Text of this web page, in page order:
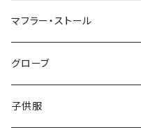
50/XL～
48/L
50/XL～
46/M
48/L
50/XL～
～44/S
46/M
48/L
マフラー・ストール
グローブ
子供服